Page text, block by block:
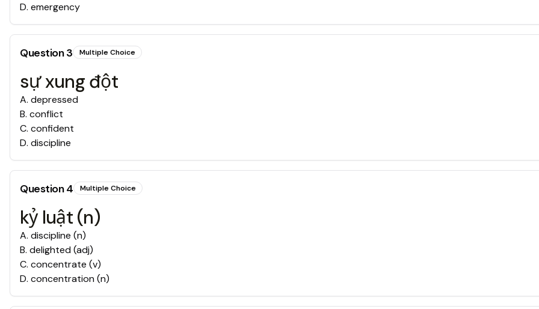
D. emergency
Question3 Multiple Choice
sự xung đột
A. depressed
B. conflict
C. confident
D. discipline
Question4 Multiple Choice
kỷ luật (n)
A. discipline (n)
B. delighted (adj)
C. concentrate (v)
D. concentration (n)